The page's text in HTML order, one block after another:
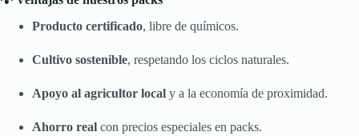
Producto certificado, libre de químicos.
Cultivo sostenible, respetando los ciclos naturales.
Apoyo al agricultor local y a la economía de proximidad.
Ahorro real con precios especiales en packs.